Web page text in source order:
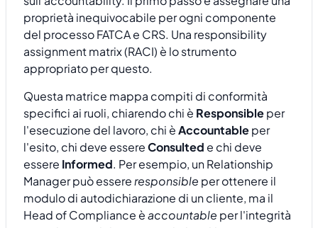
proprietà inequivocabile per ogni componente
del processo FATCA e CRS. Una responsibility
assignment matrix (RACI) è lo strumento
appropriato per questo.
Questa matrice mappa compiti di conformità
specifici ai ruoli, chiarendo chi è Responsibleper
l'esecuzione del lavoro, chi èAccountableper
l'esito, chi deve essereConsulted e chi deve
essere Informed. Per esempio, un Relationship
Manager può essereresponsible per ottenere il
modulo di autodichiarazione di un cliente, ma il
Head of Compliance èaccountable per l'integrità